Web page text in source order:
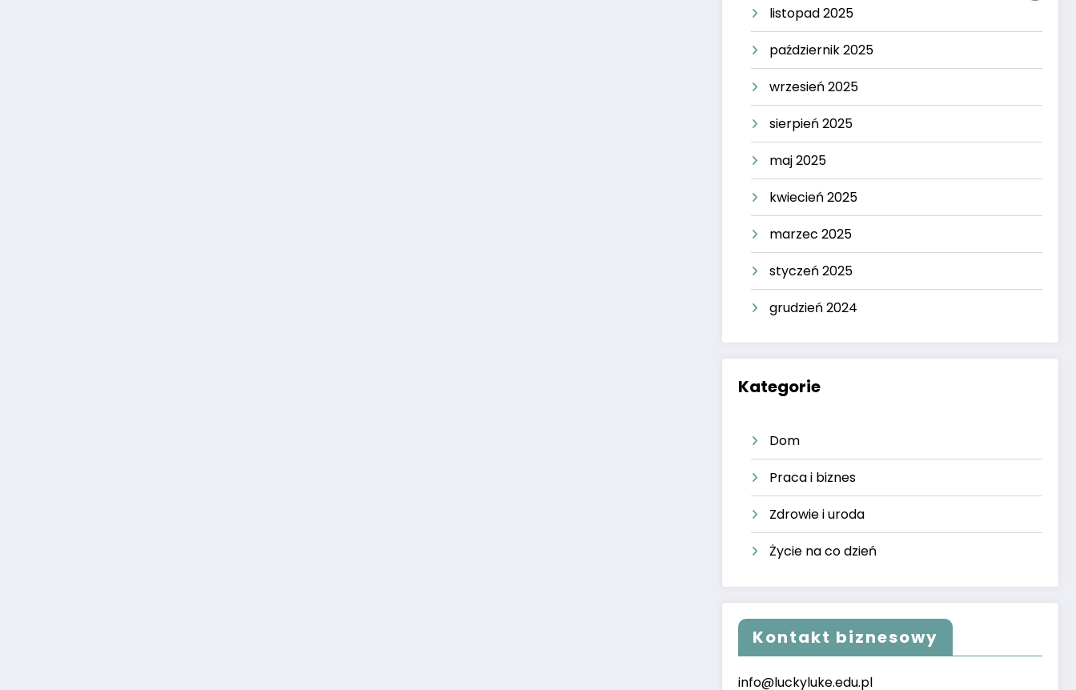
listopad 2025
październik 2025
wrzesień 2025
sierpień 2025
maj 2025
kwiecień 2025
marzec 2025
styczeń 2025
grudzień 2024
Kategorie
Dom
Praca i biznes
Zdrowie i uroda
Życie na co dzień
Kontakt biznesowy
info@luckyluke.edu.pl